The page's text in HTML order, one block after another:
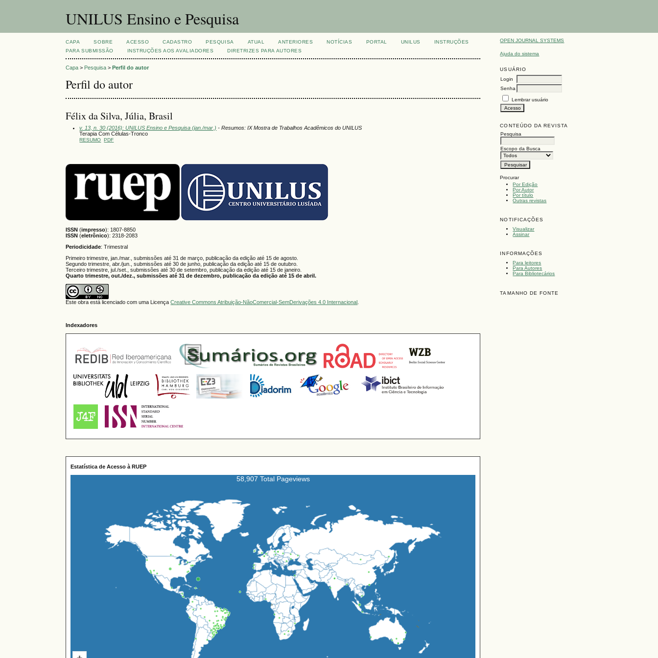
UNILUS Ensino e Pesquisa
OPEN JOURNAL SYSTEMS
Ajuda do sistema
USUÁRIO
Login
Senha
Lembrar usuário
CONTEÚDO DA REVISTA
Pesquisa
Escopo da Busca
Procurar
Por Edição
Por Autor
Por título
Outras revistas
NOTIFICAÇÕES
Visualizar
Assinar
INFORMAÇÕES
Para leitores
Para Autores
Para Bibliotecários
TAMANHO DE FONTE
CAPA SOBRE ACESSO CADASTRO PESQUISA ATUAL ANTERIORES NOTÍCIAS PORTAL UNILUS
INSTRUÇÕES
PARA SUBMISSÃO
INSTRUÇÕES AOS AVALIADORES DIRETRIZES PARA AUTORES
Capa > Pesquisa >Perfil do autor
Perfil do autor
Félix da Silva, Júlia, Brasil
v. 13, n. 30 (2016): UNILUS Ensino e Pesquisa (jan./mar.) - Resumos: IX Mostra de Trabalhos Acadêmicos do UNILUS
Terapia Com Células-Tronco
RESUMO PDF
ISSN (impresso): 1807-8850
ISSN (eletrônico):2318-2083
Periodicidade: Trimestral
Primeiro trimestre, jan./mar., submissões até 31 de março, publicação da edição até 15 de agosto.
Segundo trimestre, abr./jun., submissões até 30 de junho, publicação da edição até 15 de outubro.
Terceiro trimestre, jul./set., submissões até 30 de setembro, publicação da edição até 15 de janeiro.
Quarto trimestre, out./dez., submissões até 31 de dezembro, publicação da edição até 15 de abril.
Este obra está licenciado com uma LicençaCreative Commons Atribuição-NãoComercial-SemDerivações 4.0 Internacional
Indexadores
Estatística de Acesso à RUEP
58,907 Total Pageviews